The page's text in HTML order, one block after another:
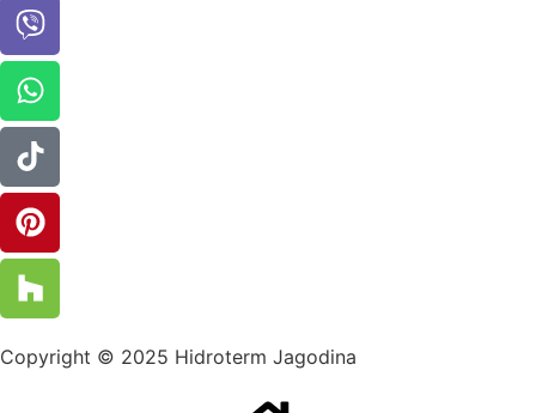
Copyright © 2025 Hidroterm Jagodina